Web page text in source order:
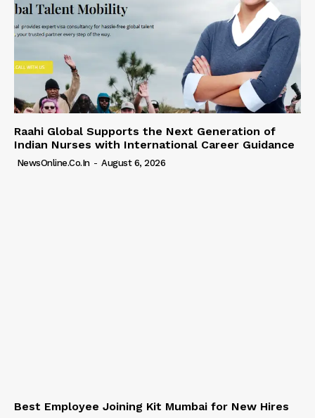
Raahi Global Supports the Next Generation of
Indian Nurses with International Career Guidance
NewsOnline.co.in - August 6, 2026
Best Employee Joining Kit Mumbai for New Hires